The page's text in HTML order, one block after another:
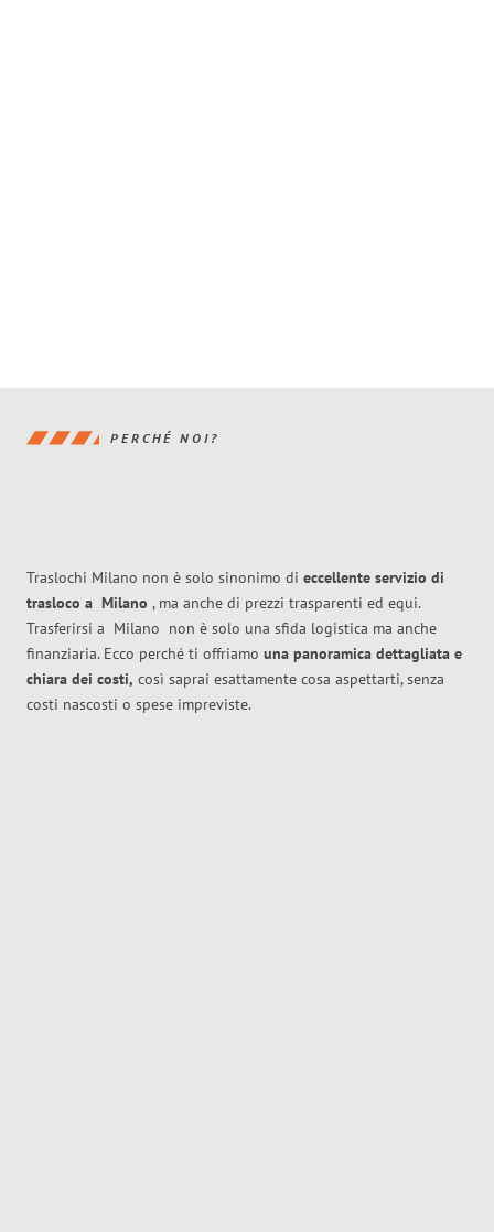
PERCHÉ NOI?
Traslochi Milano non è solo sinonimo di eccellente servizio di
trasloco a Milano , ma anche di prezzi trasparenti ed equi.
Trasferirsi a Milano non è solo una sfida logistica ma anche
finanziaria. Ecco perché ti offriamo una panoramica dettagliata e
chiara dei costi, così saprai esattamente cosa aspettarti, senza
costi nascosti o spese impreviste.